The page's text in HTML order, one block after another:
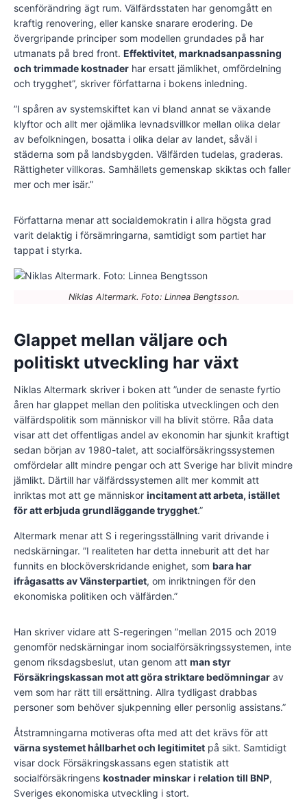
scenförändring ägt rum. Välfärdsstaten har genomgått en
kraftig renovering, eller kanske snarare erodering. De
övergripande principer som modellen grundades på har
utmanats på bred front. Effektivitet, marknadsanpassning
och trimmade kostnader har ersatt jämlikhet, omfördelning
och trygghet”, skriver författarna i bokens inledning.
”I spåren av systemskiftet kan vi bland annat se växande
klyftor och allt mer ojämlika levnadsvillkor mellan olika delar
av befolkningen, bosatta i olika delar av landet, såväl i
städerna som på landsbygden. Välfärden tudelas, graderas.
Rättigheter villkoras. Samhällets gemenskap skiktas och faller
mer och mer isär.”
Författarna menar att socialdemokratin i allra högsta grad
varit delaktig i försämringarna, samtidigt som partiet har
tappat i styrka.
Niklas Altermark. Foto: Linnea Bengtsson.
Glappet mellan väljare och
politiskt utveckling har växt
Niklas Altermark skriver i boken att ”under de senaste fyrtio
åren har glappet mellan den politiska utvecklingen och den
välfärdspolitik som människor vill ha blivit större. Råa data
visar att det offentligas andel av ekonomin har sjunkit kraftigt
sedan början av 1980-talet, att socialförsäkringssystemen
omfördelar allt mindre pengar och att Sverige har blivit mindre
jämlikt. Därtill har välfärdssystemen allt mer kommit att
inriktas mot att ge människor incitament att arbeta, istället
för att erbjuda grundläggande trygghet.”
Altermark menar att S i regeringsställning varit drivande i
nedskärningar. ”I realiteten har detta inneburit att det har
funnits en blocköverskridande enighet, som bara har
ifrågasatts av Vänsterpartiet, om inriktningen för den
ekonomiska politiken och välfärden.”
Han skriver vidare att S-regeringen ”mellan 2015 och 2019
genomför nedskärningar inom socialförsäkringssystemen, inte
genom riksdagsbeslut, utan genom att man styr
Försäkringskassan mot att göra striktare bedömningar av
vem som har rätt till ersättning. Allra tydligast drabbas
personer som behöver sjukpenning eller personlig assistans.”
Åtstramningarna motiveras ofta med att det krävs för att
värna systemet hållbarhet och legitimitet på sikt. Samtidigt
visar dock Försäkringskassans egen statistik att
socialförsäkringens kostnader minskar i relation till BNP,
Sveriges ekonomiska utveckling i stort.